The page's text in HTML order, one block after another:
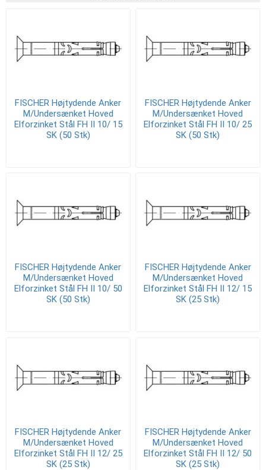
FISCHER Højtydende Anker
M/Undersænket Hoved
Elforzinket Stål FH II 10/ 15
SK (50 Stk)
FISCHER Højtydende Anker
M/Undersænket Hoved
Elforzinket Stål FH II 10/ 25
SK (50 Stk)
FISCHER Højtydende Anker
M/Undersænket Hoved
Elforzinket Stål FH II 10/ 50
SK (50 Stk)
FISCHER Højtydende Anker
M/Undersænket Hoved
Elforzinket Stål FH II 12/ 15
SK (25 Stk)
FISCHER Højtydende Anker
M/Undersænket Hoved
Elforzinket Stål FH II 12/ 25
SK (25 Stk)
FISCHER Højtydende Anker
M/Undersænket Hoved
Elforzinket Stål FH II 12/ 50
SK (25 Stk)